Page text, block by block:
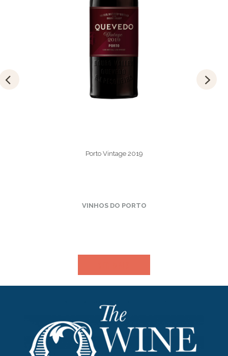
Porto Vintage 2019
VINHOS DO PORTO